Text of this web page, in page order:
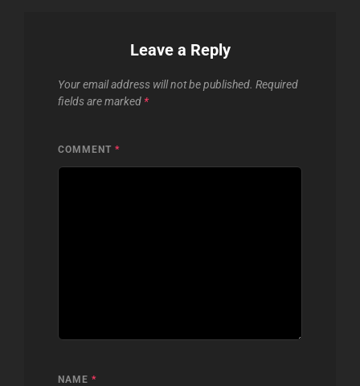
Leave a Reply
Your email address will not be published. Required
fields are marked *
COMMENT *
NAME *